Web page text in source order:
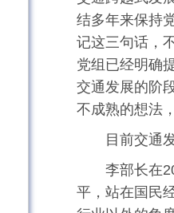
结多年来保持
记这三句话，
党组已经明确
交通发展的阶
不成熟的想法
目前交通
李部长在
平，站在国民